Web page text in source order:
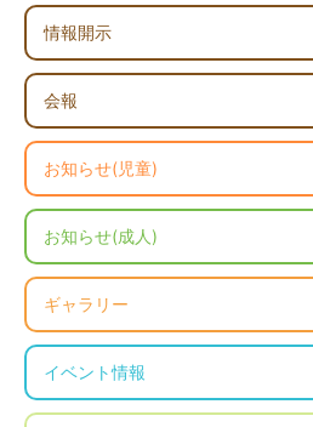
情報開示
会報
お知らせ(児童)
お知らせ(成人)
ギャラリー
イベント情報